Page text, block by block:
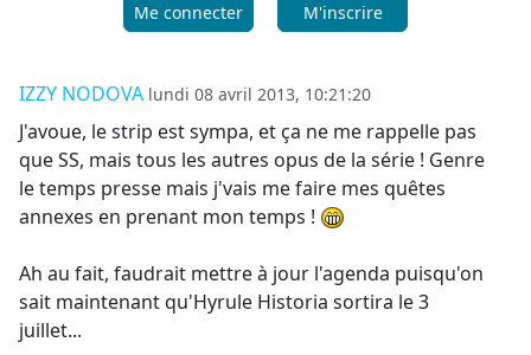
Me connecter M'inscrire
IZZY NODOVA lundi 08 avril 2013, 10:21:20
J'avoue, le strip est sympa, et ça ne me rappelle pas
que SS, mais tous les autres opus de la série ! Genre
le temps presse mais j'vais me faire mes quêtes
annexes en prenant mon temps !
Ah au fait, faudrait mettre à jour l'agenda puisqu'on
sait maintenant qu'Hyrule Historia sortira le 3
juillet...